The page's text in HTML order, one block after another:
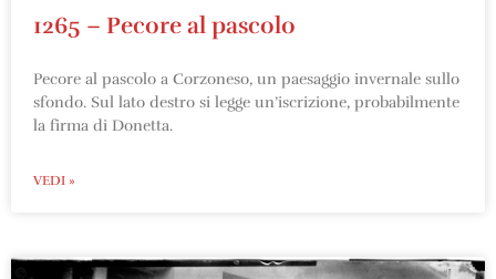
1265 – Pecore al pascolo
Pecore al pascolo a Corzoneso, un paesaggio invernale sullo
sfondo. Sul lato destro si legge un’iscrizione, probabilmente
la firma di Donetta.
VEDI »